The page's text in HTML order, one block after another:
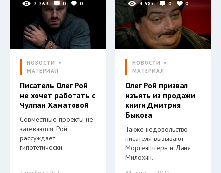
2 263 0 0
НОВОСТИ
МАТЕРИАЛ
Писатель Олег Рой
не хочет работать с
Чулпан Хаматовой
Совместные проекты не
затеваются, Рой
рассуждает
гипотетически.
4 985 0 0
НОВОСТИ
МАТЕРИАЛ
Олег Рой призвал
изъять из продажи
книги Дмитрия
Быкова
Также недовольство
писателя вызывают
Моргенштерн и Даня
Милохин.